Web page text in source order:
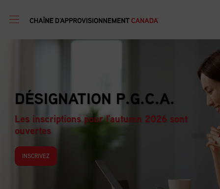
FORMATION EN GESTION
D’APPROVISIONNEMENT
Les inscriptions pour l'autumn 2026 sont
ouvertes